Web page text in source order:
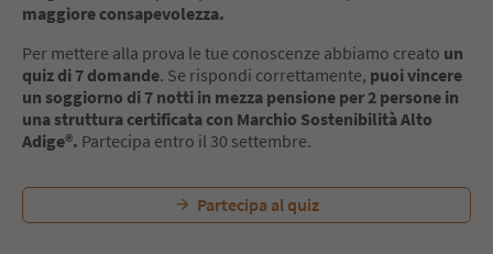
maggiore consapevolezza.
Per mettere alla prova le tue conoscenze abbiamo creato un
quiz di 7 domande. Se rispondi correttamente, puoi vincere
un soggiorno di 7 notti in mezza pensione per 2 persone in
una struttura certificata con Marchio Sostenibilità Alto
Adige®. Partecipa entro il 30 settembre.
Partecipa al quiz